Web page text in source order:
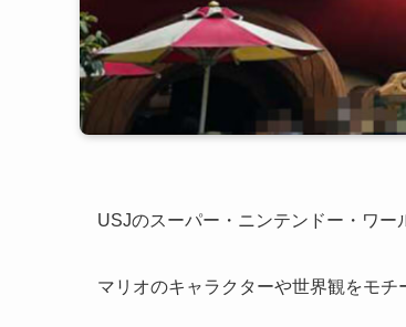
USJのスーパー・ニンテンドー・ワー
マリオのキャラクターや世界観をモチ